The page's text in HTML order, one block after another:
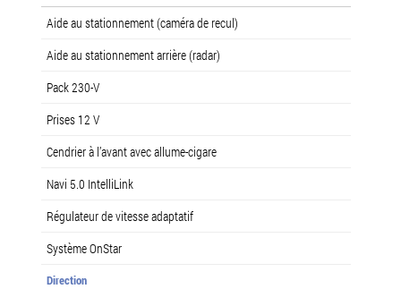
Aide au stationnement (caméra de recul)
Aide au stationnement arrière (radar)
Pack 230-V
Prises 12 V
Cendrier à l’avant avec allume-cigare
Navi 5.0 IntelliLink
Régulateur de vitesse adaptatif
Système OnStar
Direction